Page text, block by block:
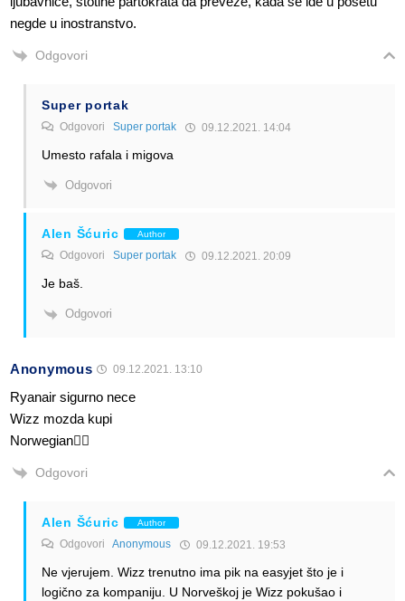
negde u inostranstvo.
Odgovori
Super portak
Odgovori Super portak 09.12.2021. 14:04
Umesto rafala i migova
Odgovori
Alen Šćuric Author
Odgovori Super portak 09.12.2021. 20:09
Je baš.
Odgovori
Anonymous 09.12.2021. 13:10
Ryanair sigurno nece
Wizz mozda kupi
Norwegian🤷‍♂️
Odgovori
Alen Šćuric Author
Odgovori Anonymous 09.12.2021. 19:53
Ne vjerujem. Wizz trenutno ima pik na easyjet što je i
logično za kompaniju. U Norveškoj je Wizz pokušao i